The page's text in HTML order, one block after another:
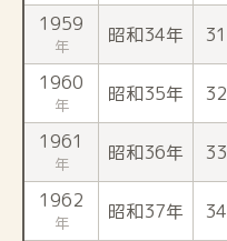
1959
年 昭和34年 31
1960
年 昭和35年 32
1961
年 昭和36年 33
1962
年 昭和37年 34